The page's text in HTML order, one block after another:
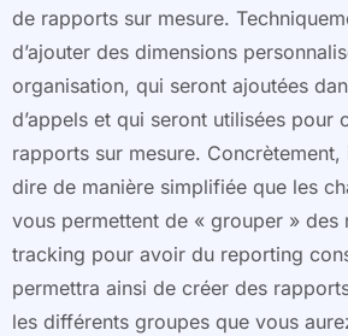
de rapports sur mesure.
d’ajouter des dimensions
organisation, qui seront ajoutées
d’appels et qui seront utilisées pour
rapports sur mesure.
dire de manière simplifiée que les
vous permettent de « grouper » des
tracking pour avoir du reporting
permettra ainsi de créer des
les différents groupes que vous